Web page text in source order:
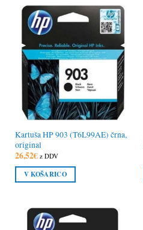
Kartuša HP 903 (T6L99AE) črna,
original
26,52€ z DDV
V KOŠARICO